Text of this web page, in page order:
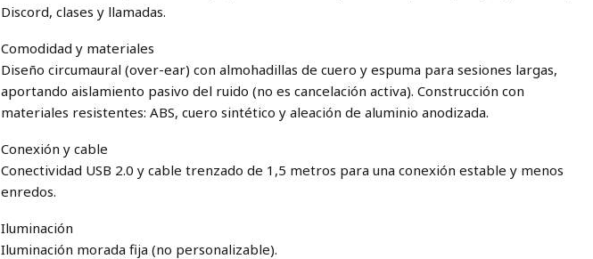
Discord, clases y llamadas.
Comodidad y materiales
Diseño circumaural (over-ear) con almohadillas de cuero y espuma para sesiones largas,
aportando aislamiento pasivo del ruido (no es cancelación activa). Construcción con
materiales resistentes: ABS, cuero sintético y aleación de aluminio anodizada.
Conexión y cable
Conectividad USB 2.0 y cable trenzado de 1,5 metros para una conexión estable y menos
enredos.
Iluminación
Iluminación morada fija (no personalizable).